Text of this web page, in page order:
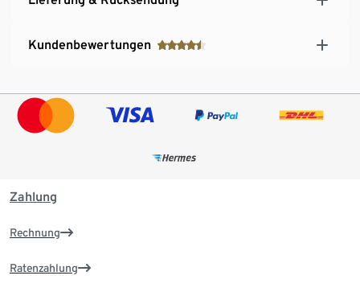
Kundenbewertungen
Zahlung
Rechnung
Ratenzahlung